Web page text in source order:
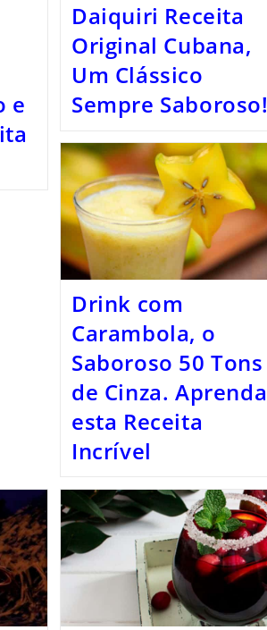
e
Daiquiri Receita
Original Cubana,
Um Clássico
Sempre Saboroso!
Drink com
Carambola, o
Saboroso 50 Tons
de Cinza. Aprenda
esta Receita
Incrível